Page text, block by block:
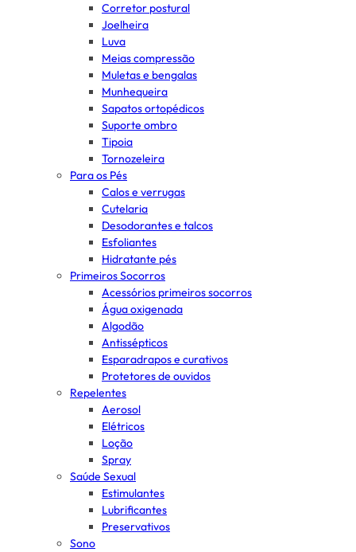
Corretor postural
Joelheira
Luva
Meias compressão
Muletas e bengalas
Munhequeira
Sapatos ortopédicos
Suporte ombro
Tipoia
Tornozeleira
Para os Pés
Calos e verrugas
Cutelaria
Desodorantes e talcos
Esfoliantes
Hidratante pés
Primeiros Socorros
Acessórios primeiros socorros
Água oxigenada
Algodão
Antissépticos
Esparadrapos e curativos
Protetores de ouvidos
Repelentes
Aerosol
Elétricos
Loção
Spray
Saúde Sexual
Estimulantes
Lubrificantes
Preservativos
Sono